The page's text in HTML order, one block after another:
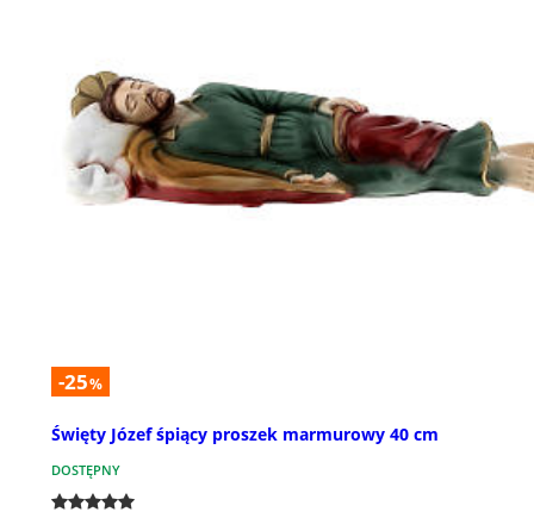
-25%
Święty Józef śpiący proszek marmurowy 40 cm
DOSTĘPNY